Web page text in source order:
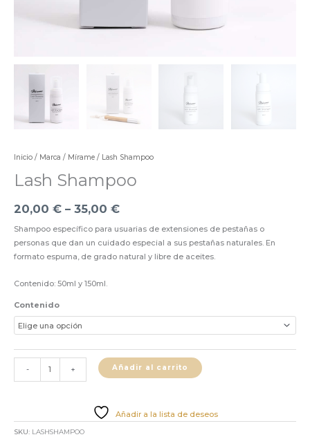
Inicio / Marca / Mírame / Lash Shampoo
Lash Shampoo
20,00 € – 35,00 €
Shampoo específico para usuarias de extensiones de pestañas o
personas que dan un cuidado especial a sus pestañas naturales. En
formato espuma, de grado natural y libre de aceites.
Contenido: 50ml y 150ml.
Contenido
- + Añadir al carrito
Añadir a la lista de deseos
SKU: LASHSHAMPOO